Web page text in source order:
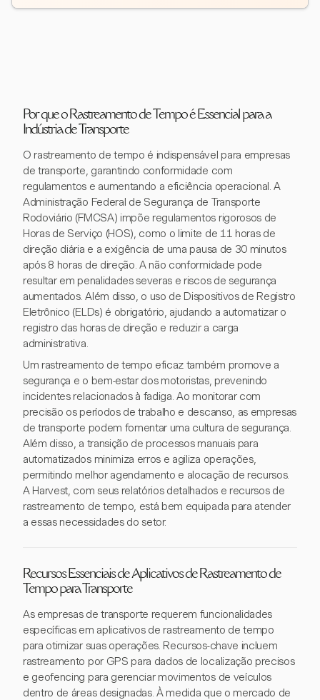
Por que o Rastreamento de Tempo é Essencial para a
Indústria de Transporte
O rastreamento de tempo é indispensável para empresas
de transporte, garantindo conformidade com
regulamentos e aumentando a eficiência operacional. A
Administração Federal de Segurança de Transporte
Rodoviário (FMCSA) impõe regulamentos rigorosos de
Horas de Serviço (HOS), como o limite de 11 horas de
direção diária e a exigência de uma pausa de 30 minutos
após 8 horas de direção. A não conformidade pode
resultar em penalidades severas e riscos de segurança
aumentados. Além disso, o uso de Dispositivos de Registro
Eletrônico (ELDs) é obrigatório, ajudando a automatizar o
registro das horas de direção e reduzir a carga
administrativa.
Um rastreamento de tempo eficaz também promove a
segurança e o bem-estar dos motoristas, prevenindo
incidentes relacionados à fadiga. Ao monitorar com
precisão os períodos de trabalho e descanso, as empresas
de transporte podem fomentar uma cultura de segurança.
Além disso, a transição de processos manuais para
automatizados minimiza erros e agiliza operações,
permitindo melhor agendamento e alocação de recursos.
A Harvest, com seus relatórios detalhados e recursos de
rastreamento de tempo, está bem equipada para atender
a essas necessidades do setor.
Recursos Essenciais de Aplicativos de Rastreamento de
Tempo para Transporte
As empresas de transporte requerem funcionalidades
específicas em aplicativos de rastreamento de tempo
para otimizar suas operações. Recursos-chave incluem
rastreamento por GPS para dados de localização precisos
e geofencing para gerenciar movimentos de veículos
dentro de áreas designadas. À medida que o mercado de